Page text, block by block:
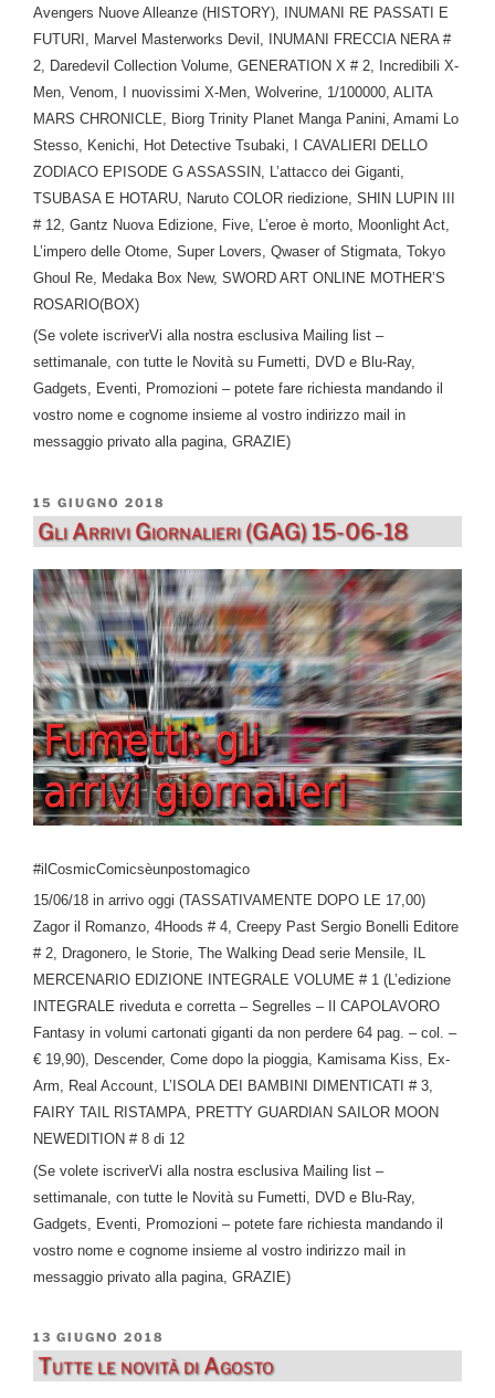
Avengers Nuove Alleanze (HISTORY), INUMANI RE PASSATI E
FUTURI, Marvel Masterworks Devil, INUMANI FRECCIA NERA #
2, Daredevil Collection Volume, GENERATION X # 2, Incredibili X-
Men, Venom, I nuovissimi X-Men, Wolverine, 1/100000, ALITA
MARS CHRONICLE, Biorg Trinity Planet Manga Panini, Amami Lo
Stesso, Kenichi, Hot Detective Tsubaki, I CAVALIERI DELLO
ZODIACO EPISODE G ASSASSIN, L’attacco dei Giganti,
TSUBASA E HOTARU, Naruto COLOR riedizione, SHIN LUPIN III
# 12, Gantz Nuova Edizione, Five, L’eroe è morto, Moonlight Act,
L’impero delle Otome, Super Lovers, Qwaser of Stigmata, Tokyo
Ghoul Re, Medaka Box New, SWORD ART ONLINE MOTHER’S
ROSARIO(BOX)
(Se volete iscriverVi alla nostra esclusiva Mailing list –
settimanale, con tutte le Novità su Fumetti, DVD e Blu-Ray,
Gadgets, Eventi, Promozioni – potete fare richiesta mandando il
vostro nome e cognome insieme al vostro indirizzo mail in
messaggio privato alla pagina, GRAZIE)
PUBBLICATO
IL
15 GIUGNO 2018
Gli Arrivi Giornalieri (GAG) 15-06-18
#ilCosmicComicsèunpostomagico
15/06/18 in arrivo oggi (TASSATIVAMENTE DOPO LE 17,00)
Zagor il Romanzo, 4Hoods # 4, Creepy Past Sergio Bonelli Editore
# 2, Dragonero, le Storie, The Walking Dead serie Mensile, IL
MERCENARIO EDIZIONE INTEGRALE VOLUME # 1 (L’edizione
INTEGRALE riveduta e corretta – Segrelles – Il CAPOLAVORO
Fantasy in volumi cartonati giganti da non perdere 64 pag. – col. –
€ 19,90), Descender, Come dopo la pioggia, Kamisama Kiss, Ex-
Arm, Real Account, L’ISOLA DEI BAMBINI DIMENTICATI # 3,
FAIRY TAIL RISTAMPA, PRETTY GUARDIAN SAILOR MOON
NEWEDITION # 8 di 12
(Se volete iscriverVi alla nostra esclusiva Mailing list –
settimanale, con tutte le Novità su Fumetti, DVD e Blu-Ray,
Gadgets, Eventi, Promozioni – potete fare richiesta mandando il
vostro nome e cognome insieme al vostro indirizzo mail in
messaggio privato alla pagina, GRAZIE)
PUBBLICATO
IL
13 GIUGNO 2018
Tutte le novità di Agosto